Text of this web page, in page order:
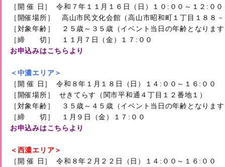
［開 催 日］  令和７年１１月１６日（日）１０:００～１２:００
［開催場所］　高山市民文化会館（高山市昭和町１丁目１８８
［対象年齢］　２５歳～３５歳（イベント当日の年齢となりま
お申込みはこちらより
＜中濃エリア＞
［開 催 日］  令和８年１月１８日（日）１４:００～１６:００
［開催場所］  せきてらす（関市平和通４丁目１２番地１）
［対象年齢］　３５歳～４５歳（イベント当日の年齢となりま
お申込みはこちらより
＜西濃エリア＞
［開 催 日］  令和８年２月２２日（日）１４:００～１６:００